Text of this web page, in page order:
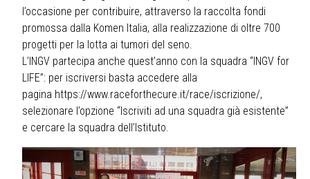
l’occasione per contribuire, attraverso la raccolta fondi
promossa dalla Komen Italia, alla realizzazione di oltre 700
progetti per la lotta ai tumori del seno.
L’INGV partecipa anche quest’anno con la squadra “INGV for
LIFE”: per iscriversi basta accedere alla
pagina https://www.raceforthecure.it/race/iscrizione/,
selezionare l’opzione “Iscriviti ad una squadra già esistente”
e cercare la squadra dell’Istituto.